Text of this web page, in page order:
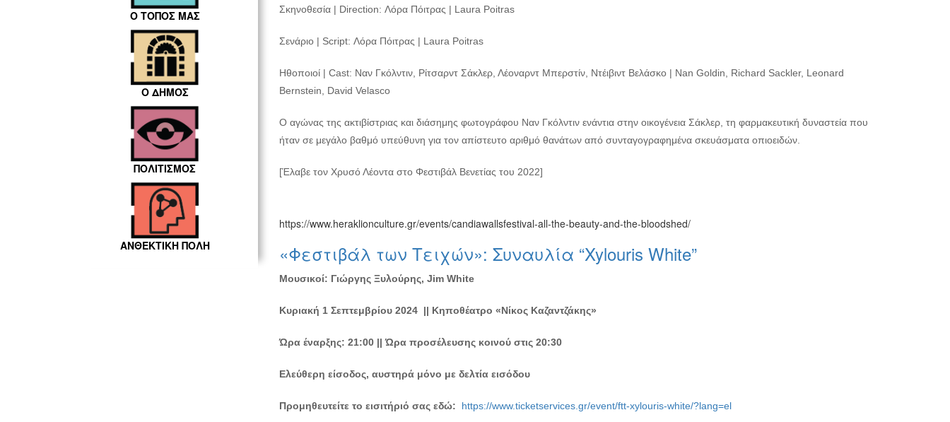
Ο ΤΟΠΟΣ ΜΑΣ
Ο ΔΗΜΟΣ
ΠΟΛΙΤΙΣΜΟΣ
ΑΝΘΕΚΤΙΚΗ ΠΟΛΗ
Σκηνοθεσία | Direction: Λόρα Πόιτρας | Laura Poitras
Σενάριο | Script: Λόρα Πόιτρας | Laura Poitras
Ηθοποιοί | Cast: Ναν Γκόλντιν, Ρίτσαρντ Σάκλερ, Λέοναρντ Μπερστίν, Ντέιβιντ Βελάσκο | Nan Goldin, Richard Sackler, Leonard
Bernstein, David Velasco
Ο αγώνας της ακτιβίστριας και διάσημης φωτογράφου Ναν Γκόλντιν ενάντια στην οικογένεια Σάκλερ, τη φαρμακευτική δυναστεία που
ήταν σε μεγάλο βαθμό υπεύθυνη για τον απίστευτο αριθμό θανάτων από συνταγογραφημένα σκευάσματα οπιοειδών.
[Έλαβε τον Χρυσό Λέοντα στο Φεστιβάλ Βενετίας του 2022]
https://www.heraklionculture.gr/events/candiawallsfestival-all-the-beauty-and-the-bloodshed/
«Φεστιβάλ των Τειχών»: Συναυλία “Xylouris White”
Μουσικοί: Γιώργης Ξυλούρης, Jim White
Κυριακή 1 Σεπτεμβρίου 2024 || Κηποθέατρο «Νίκος Καζαντζάκης»
Ώρα έναρξης: 21:00 || Ώρα προσέλευσης κοινού στις 20:30
Ελεύθερη είσοδος, αυστηρά μόνο με δελτία εισόδου
Προμηθευτείτε το εισιτήριό σας εδώ: https://www.ticketservices.gr/event/ftt-xylouris-white/?lang=el